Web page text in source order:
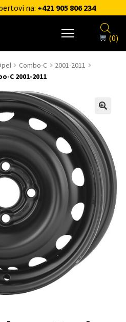
na: +421 905 806 234
(0)
Combo-C
2001-2011
C 2001-2011